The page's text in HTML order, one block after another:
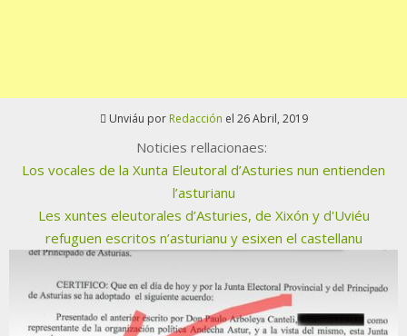
Unviáu por Redacción el 26 Abril, 2019
Noticies rellacionaes:
Los vocales de la Xunta Eleutoral d’Asturies nun entienden
l’asturianu
Les xuntes eleutorales d’Asturies, de Xixón y d'Uviéu
refuguen escritos n’asturianu y esixen el castellanu